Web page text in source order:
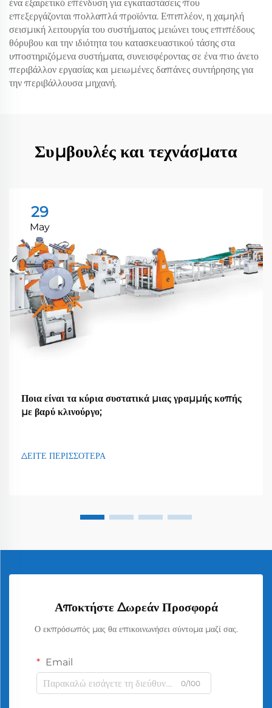
ένα εξαιρετικό επένδυση για εγκαταστάσεις που
επεξεργάζονται πολλαπλά προϊόντα. Επιπλέον, η χαμηλή
σεισμική λειτουργία του συστήματος μειώνει τους επιπέδους
θόρυβου και την ιδιότητα του κατασκευαστικού τάσης στα
υποστηριζόμενα συστήματα, συνεισφέροντας σε ένα πιο άνετο
περιβάλλον εργασίας και μειωμένες δαπάνες συντήρησης για
την περιβάλλουσα μηχανή.
Συμβουλές και τεχνάσματα
29
May
Ποια είναι τα κύρια συστατικά μιας γραμμής κοπής
με βαρύ κλινούργο;
ΔΕΙΤΕ ΠΕΡΙΣΣΟΤΕΡΑ
Αποκτήστε Δωρεάν Προσφορά
Ο εκπρόσωπός μας θα επικοινωνήσει σύντομα μαζί σας.
Email
0/100